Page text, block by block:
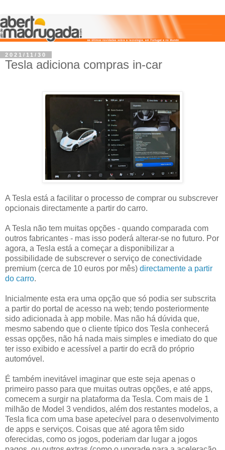
2021/11/30
Tesla adiciona compras in-car
A Tesla está a facilitar o processo de comprar ou subscrever
opcionais directamente a partir do carro.
A Tesla não tem muitas opções - quando comparada com
outros fabricantes - mas isso poderá alterar-se no futuro. Por
agora, a Tesla está a começar a disponibilizar a
possibilidade de subscrever o serviço de conectividade
premium (cerca de 10 euros por mês) directamente a partir
do carro.
Inicialmente esta era uma opção que só podia ser subscrita
a partir do portal de acesso na web; tendo posteriormente
sido adicionada à app mobile. Mas não há dúvida que,
mesmo sabendo que o cliente típico dos Tesla conhecerá
essas opções, não há nada mais simples e imediato do que
ter isso exibido e acessível a partir do ecrã do próprio
automóvel.
É também inevitável imaginar que este seja apenas o
primeiro passo para que muitas outras opções, e até apps,
comecem a surgir na plataforma da Tesla. Com mais de 1
milhão de Model 3 vendidos, além dos restantes modelos, a
Tesla fica com uma base apetecível para o desenvolvimento
de apps e serviços. Coisas que até agora têm sido
oferecidas, como os jogos, poderiam dar lugar a jogos